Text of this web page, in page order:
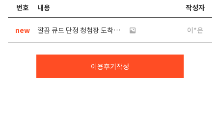
번호 내용 작성자
new 깔끔 큐드 단정 청첩장 도착완료 이*은
이용후기작성